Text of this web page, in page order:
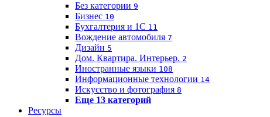
Без категории 9
Бизнес 10
Бухгалтерия и 1C 11
Вождение автомобиля 7
Дизайн 5
Дом. Квартира. Интерьер. 2
Иностранные языки 108
Информационные технологии 14
Искусство и фотография 8
Еще 13 категорий
Ресурсы